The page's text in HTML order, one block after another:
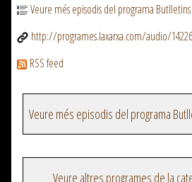
Veure més episodis del programa
http://programes.laxarxa.com/audio/
RSS feed
Veure altres programes de la